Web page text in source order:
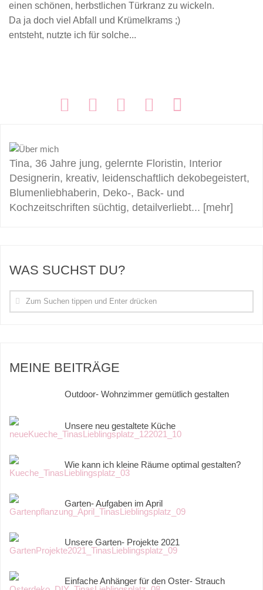
einen schönen, herbstlichen Türkranz zu wickeln.
Da ja doch viel Abfall und Krümelkrams ;)
entsteht, nutzte ich für solche...
Tina, 36 Jahre jung, gelernte Floristin, Interior
Designerin, kreativ, leidenschaftlich dekobegeistert,
Blumenliebhaberin, Deko-, Back- und
Kochzeitschriften süchtig, detailverliebt... [mehr]
WAS SUCHST DU?
MEINE BEITRÄGE
Outdoor- Wohnzimmer gemütlich gestalten
Unsere neu gestaltete Küche
Wie kann ich kleine Räume optimal gestalten?
Garten- Aufgaben im April
Unsere Garten- Projekte 2021
Einfache Anhänger für den Oster- Strauch